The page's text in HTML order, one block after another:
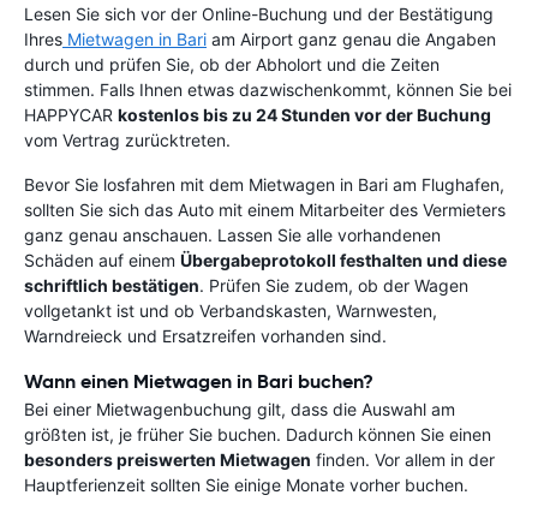
Lesen Sie sich vor der Online-Buchung und der Bestätigung
Ihres Mietwagen in Bari am Airport ganz genau die Angaben
durch und prüfen Sie, ob der Abholort und die Zeiten
stimmen. Falls Ihnen etwas dazwischenkommt, können Sie bei
HAPPYCAR kostenlos bis zu 24 Stunden vor der Buchung
vom Vertrag zurücktreten.
Bevor Sie losfahren mit dem Mietwagen in Bari am Flughafen,
sollten Sie sich das Auto mit einem Mitarbeiter des Vermieters
ganz genau anschauen. Lassen Sie alle vorhandenen
Schäden auf einem Übergabeprotokoll festhalten und diese
schriftlich bestätigen. Prüfen Sie zudem, ob der Wagen
vollgetankt ist und ob Verbandskasten, Warnwesten,
Warndreieck und Ersatzreifen vorhanden sind.
Wann einen Mietwagen in Bari buchen?
Bei einer Mietwagenbuchung gilt, dass die Auswahl am
größten ist, je früher Sie buchen. Dadurch können Sie einen
besonders preiswerten Mietwagen finden. Vor allem in der
Hauptferienzeit sollten Sie einige Monate vorher buchen.